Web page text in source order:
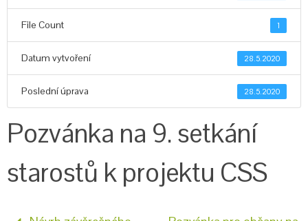
File Count 1
Datum vytvoření 28.5.2020
Poslední úprava 28.5.2020
Pozvánka na 9. setkání
starostů k projektu CSS